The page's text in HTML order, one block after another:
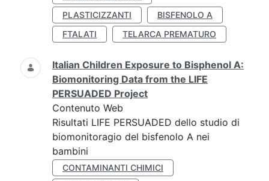
PLASTICIZZANTI
BISFENOLO A
FTALATI
TELARCA PREMATURO
Italian Children Exposure to Bisphenol A:
Biomonitoring Data from the LIFE
PERSUADED Project
Contenuto Web
Risultati LIFE PERSUADED dello studio di
biomonitoragio del bisfenolo A nei
bambini
CONTAMINANTI CHIMICI